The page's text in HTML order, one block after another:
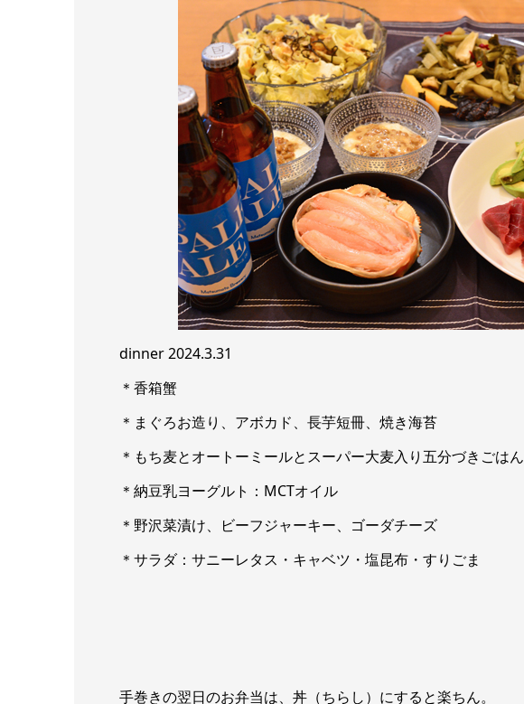
dinner 2024.3.31
＊香箱蟹
＊まぐろお造り、アボカド、長芋短冊、焼き海苔
＊もち麦とオートーミールとスーパー大麦入り五分づきごはん
＊納豆乳ヨーグルト：MCTオイル
＊野沢菜漬け、ビーフジャーキー、ゴーダチーズ
＊サラダ：サニーレタス・キャベツ・塩昆布・すりごま
手巻きの翌日のお弁当は、丼（ちらし）にすると楽ちん。